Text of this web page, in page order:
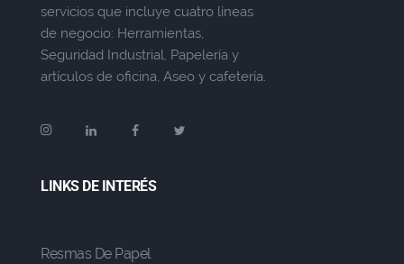
servicios que incluye cuatro líneas
de negocio: Herramientas,
Seguridad Industrial, Papelería y
artículos de oficina, Aseo y cafetería.
LINKS DE INTERÉS
Resmas De Papel